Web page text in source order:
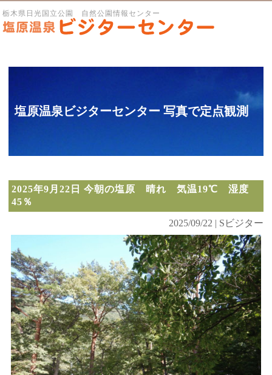
栃木県日光国立公園 自然公園情報センター
塩原温泉ビジターセンター 写真で定点観測
2025年9月22日 今朝の塩原 晴れ 気温19℃ 湿度
45％
2025/09/22 | Sビジター